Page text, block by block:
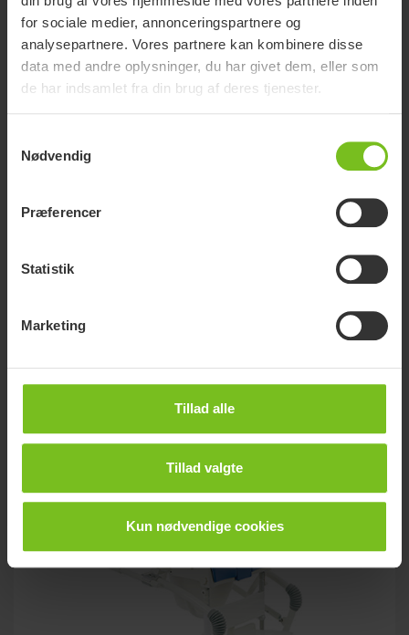
for sociale medier, annonceringspartnere og
analysepartnere. Vores partnere kan kombinere disse
data med andre oplysninger, du har givet dem, eller som
de har indsamlet fra din brug af deres tjenester.
Nødvendig
Præferencer
Statistik
Marketing
Tillad alle
Tillad valgte
Kun nødvendige cookies
Komfortkørestolen der vokser med barnet